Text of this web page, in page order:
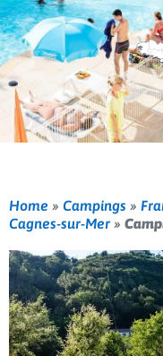
Home » Campings »
Cagnes-sur-Mer »